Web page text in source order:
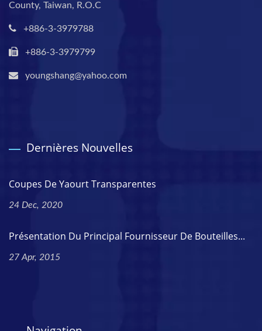
County, Taiwan, R.O.C
+886-3-3979788
+886-3-3979799
youngshang@yahoo.com
Dernières Nouvelles
Coupes De Yaourt Transparentes
24 Dec, 2020
Présentation Du Principal Fournisseur De Bouteilles...
27 Apr, 2015